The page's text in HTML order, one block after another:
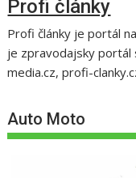
Profi články
Profi články je portál
je zpravodajsky portál
media.cz, profi-
Auto Moto